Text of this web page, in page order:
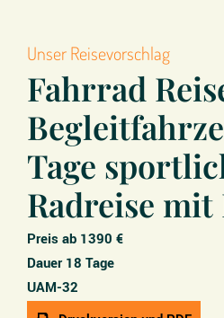
Unser Reisevorschlag
Fahrrad
Tage
Radreise
Preis ab 1390 €
Dauer 18 Tage
UAM-32